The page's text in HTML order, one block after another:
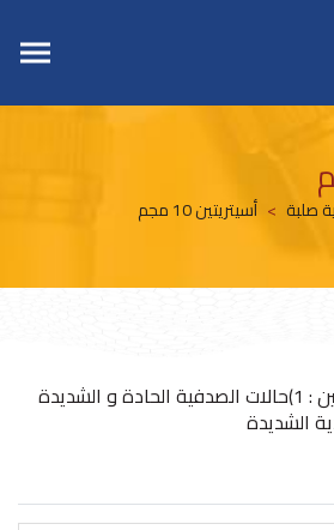
صلبة أسيتريتين 10 مجم
دواعي أستعمال أسيتريتين : 1)حالات الصدفية الحادة و الشديدة